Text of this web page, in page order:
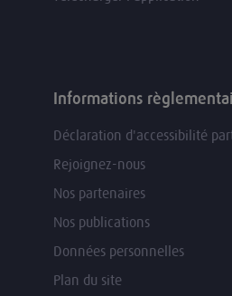
Informations
Déclaration d'accessibilité
Rejoignez-nous
Nos partenaires
Nos publications
Données personnelles
Plan du site